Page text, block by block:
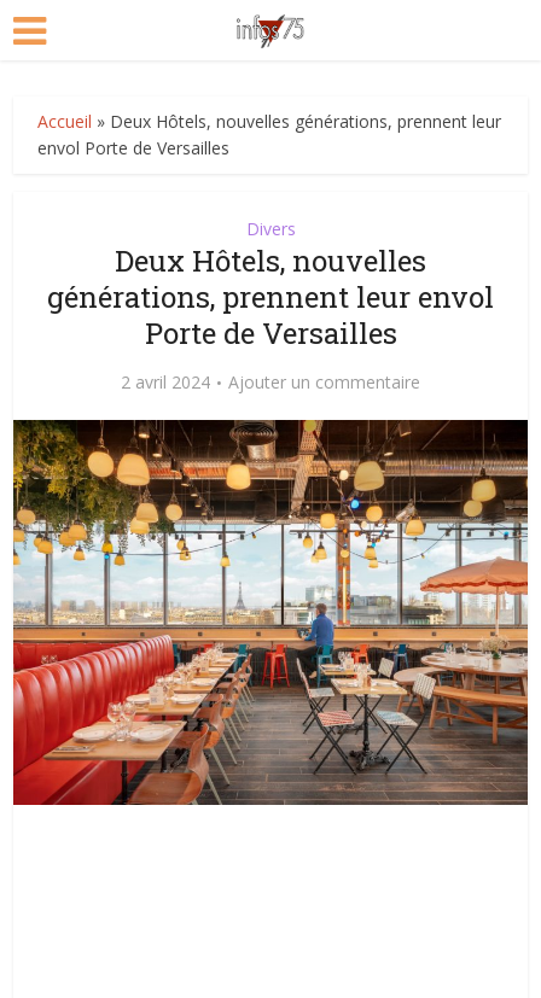
Accueil » Deux Hôtels, nouvelles générations, prennent leur
envol Porte de Versailles
Divers
Deux Hôtels, nouvelles
générations, prennent leur envol
Porte de Versailles
2 avril 2024 Ajouter un commentaire